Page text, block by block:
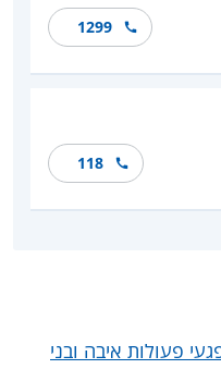
1299
118
פעולות איבה ובני